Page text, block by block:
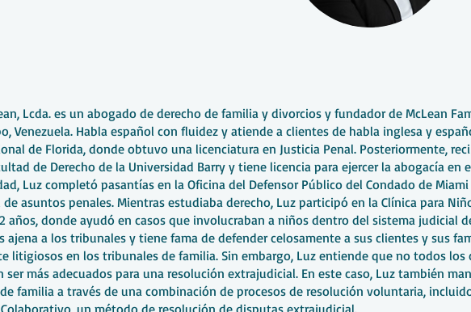
Lcda. es un abogado de derecho de familia y divorcios y fundador de McLean
Venezuela. Habla español con fluidez y atiende a clientes de habla inglesa y
de Florida, donde obtuvo una licenciatura en Justicia Penal. Posteriormente,
de Derecho de la Universidad Barry y tiene licencia para ejercer la abogacía en
Luz completó pasantías en la Oficina del Defensor Público del Condado de
asuntos penales. Mientras estudiaba derecho, Luz participó en la Clínica para
años, donde ayudó en casos que involucraban a niños dentro del sistema judicial
ajena a los tribunales y tiene fama de defender celosamente a sus clientes y sus
litigiosos en los tribunales de familia. Sin embargo, Luz entiende que no todos los
ser más adecuados para una resolución extrajudicial. En este caso, Luz también
familia a través de una combinación de procesos de resolución voluntaria,
un método de resolución de disputas extrajudicial.